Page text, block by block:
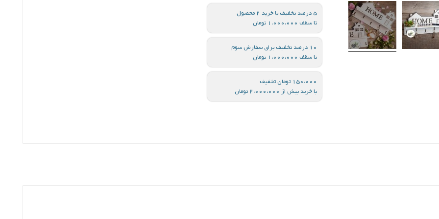
5 درصد تخفیف با خرید 2 محصول
تا سقف 1،000،000 تومان
10 درصد تخفیف برای سفارش سوم
تا سقف 1،000،000 تومان
150،000 تومان تخفیف
با خرید بیش از 2،000،000 تومان